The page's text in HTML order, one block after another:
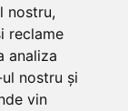
nostru,
reclame
analiza
nostru și
vin
Oakley